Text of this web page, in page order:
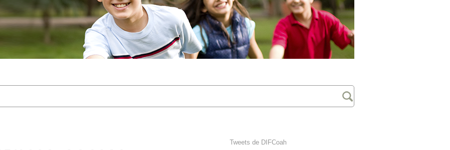
Tweets de DIFCoah